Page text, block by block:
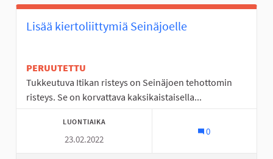
Lisää kiertoliittymiä Seinäjoelle
PERUUTETTU
Tukkeutuva Itikan risteys on Seinäjoen tehottomin
risteys. Se on korvattava kaksikaistaisella...
LUONTIAIKA
23.02.2022
0